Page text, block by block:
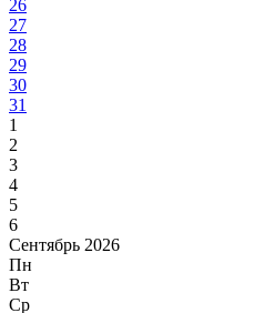
26
27
28
29
30
31
1
2
3
4
5
6
Сентябрь 2026
Пн
Вт
Ср